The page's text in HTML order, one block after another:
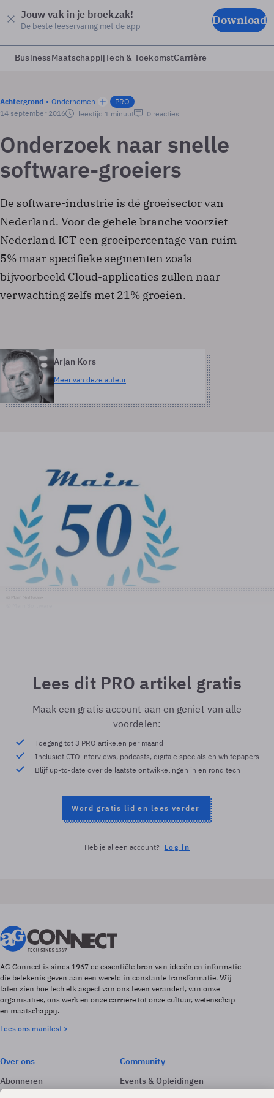
Jouw vak in je broekzak!
De beste leeservaring met de app Download
BusinessMaatschappijTech & ToekomstCarrière
Achtergrond Ondernemen
PRO
14 september 2016
leestijd 1 minuut 0 reacties
Onderzoek naar snelle
software-groeiers
De software-industrie is dé groeisector van
Nederland. Voor de gehele branche voorziet
Nederland ICT een groeipercentage van ruim
5% maar specifieke segmenten zoals
bijvoorbeeld Cloud-applicaties zullen naar
verwachting zelfs met 21% groeien.
Arjan Kors
Meer van deze auteur
© Main Software
Lees dit PRO artikel gratis
Maak een gratis account aan en geniet van alle
voordelen:
Toegang tot 3 PRO artikelen per maand
Inclusief CTO interviews, podcasts, digitale specials en whitepapers
Blijf up-to-date over de laatste ontwikkelingen in en rond tech
Word gratis lid en lees verder
Heb je al een account? Log in
AG Connect is sinds 1967 de essentiële bron van ideeën en informatie
die betekenis geven aan een wereld in constante transformatie. Wij
laten zien hoe tech elk aspect van ons leven verandert, van onze
organisaties, ons werk en onze carrière tot onze cultuur, wetenschap
en maatschappij.
Lees ons manifest >
Over ons
Abonneren
Adverteren
Community
Events & Opleidingen